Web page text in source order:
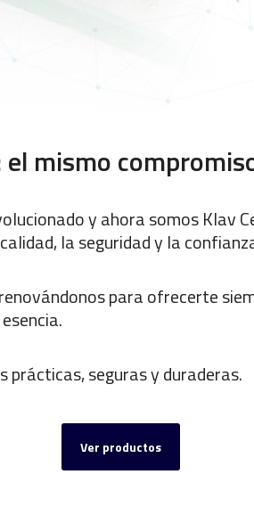
mismo
y ahora somos Klav
la seguridad y la
para ofrecerte
seguras y duraderas.
Ver productos